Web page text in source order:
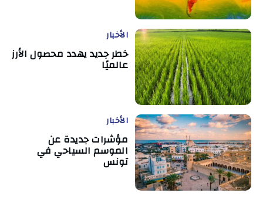
الأخبار
خطر جديد يهدد محصول الأرز
عالميًا
الأخبار
مؤشرات جديدة عن
الموسم السياحي في
تونس